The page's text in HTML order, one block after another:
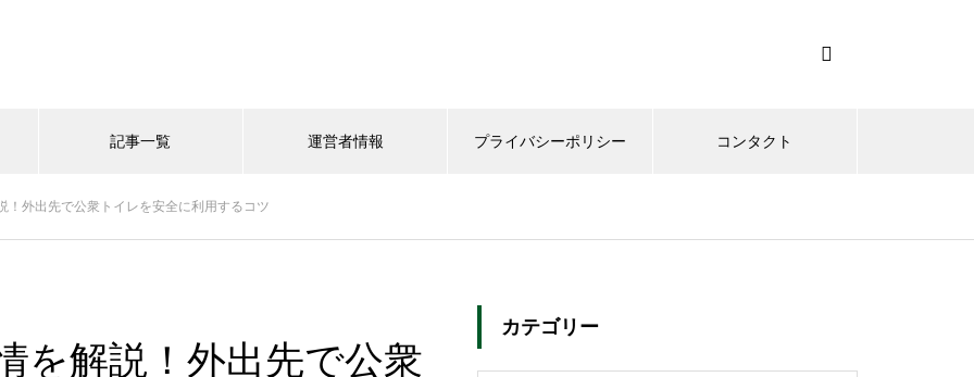
記事一覧 運営者情報 プライバシーポリシー コンタクト
！外出先で公衆トイレを安全に利用するコツ
を解説！外出先で公衆
カテゴリー